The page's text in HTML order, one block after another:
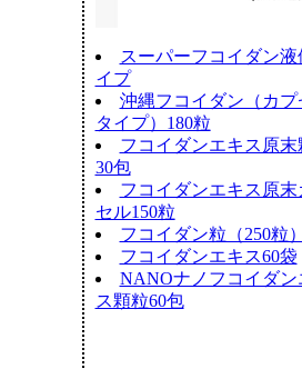
スーパーフコイダン液
イプ
沖縄フコイダン（カプ
タイプ）180粒
フコイダンエキス原末
30包
フコイダンエキス原末
セル150粒
フコイダン粒（250粒
フコイダンエキス60袋
NANOナノフコイダン
ス顆粒60包